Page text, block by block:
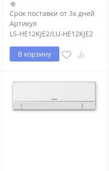
Срок поставки от 3х дней
Артикул
LS-HE12KJE2/LU-HE12KJE2
В корзину